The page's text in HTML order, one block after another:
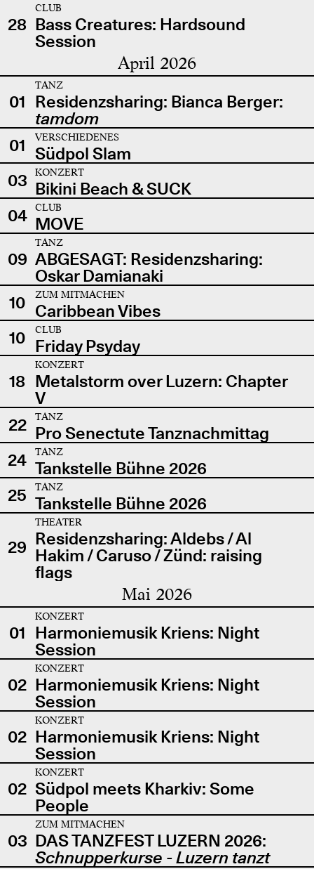
28
CLUB
Bass Creatures: Hardsound
Session
April 2026
01
TANZ
Residenzsharing: Bianca Berger:
tamdom
01
VERSCHIEDENES
Südpol Slam
03
KONZERT
Bikini Beach & SUCK
04
CLUB
MOVE
09
TANZ
ABGESAGT: Residenzsharing:
Oskar Damianaki
10
ZUM MITMACHEN
Caribbean Vibes
10
CLUB
Friday Psyday
18
KONZERT
Metalstorm over Luzern: Chapter
V
22
TANZ
Pro Senectute Tanznachmittag
24
TANZ
Tankstelle Bühne 2026
25
TANZ
Tankstelle Bühne 2026
29
THEATER
Residenzsharing: Aldebs / Al
Hakim / Caruso / Zünd: raising
flags
Mai 2026
01
KONZERT
Harmoniemusik Kriens: Night
Session
02
KONZERT
Harmoniemusik Kriens: Night
Session
02
KONZERT
Harmoniemusik Kriens: Night
Session
02
KONZERT
Südpol meets Kharkiv: Some
People
03
ZUM MITMACHEN
DAS TANZFEST LUZERN 2026:
Schnupperkurse - Luzern tanzt